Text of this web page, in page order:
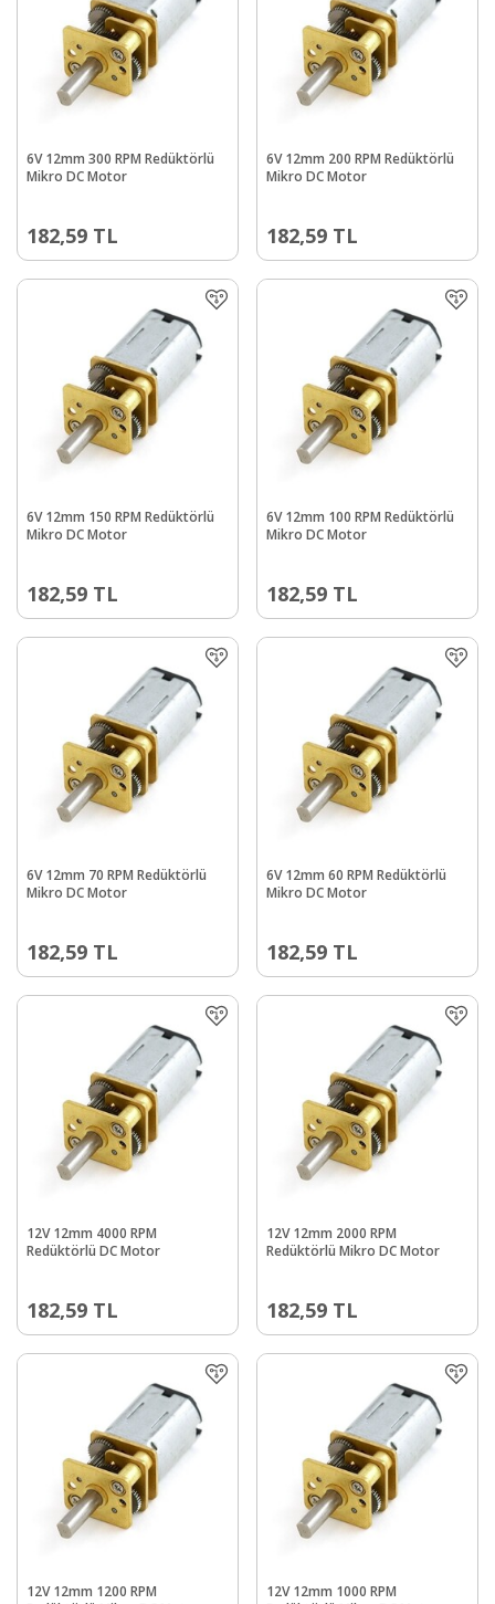
6V 12mm 300 RPM Redüktörlü
Mikro DC Motor
182,59 TL
6V 12mm 200 RPM Redüktörlü
Mikro DC Motor
182,59 TL
6V 12mm 150 RPM Redüktörlü
Mikro DC Motor
182,59 TL
6V 12mm 100 RPM Redüktörlü
Mikro DC Motor
182,59 TL
6V 12mm 70 RPM Redüktörlü
Mikro DC Motor
182,59 TL
6V 12mm 60 RPM Redüktörlü
Mikro DC Motor
182,59 TL
12V 12mm 4000 RPM
Redüktörlü DC Motor
182,59 TL
12V 12mm 2000 RPM
Redüktörlü Mikro DC Motor
182,59 TL
12V 12mm 1200 RPM
12V 12mm 1000 RPM